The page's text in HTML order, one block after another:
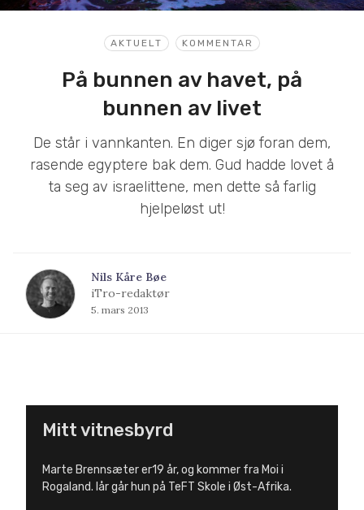
AKTUELT KOMMENTAR
På bunnen av havet, på
bunnen av livet
De står i vannkanten. En diger sjø foran dem,
rasende egyptere bak dem. Gud hadde lovet å
ta seg av israelittene, men dette så farlig
hjelpeløst ut!
Nils Kåre Bøe
iTro-redaktør
5. mars 2013
Mitt vitnesbyrd
Marte Brennsæter er19 år, og kommer fra Moi i
Rogaland. Iår går hun på TeFT Skole i Øst-Afrika.